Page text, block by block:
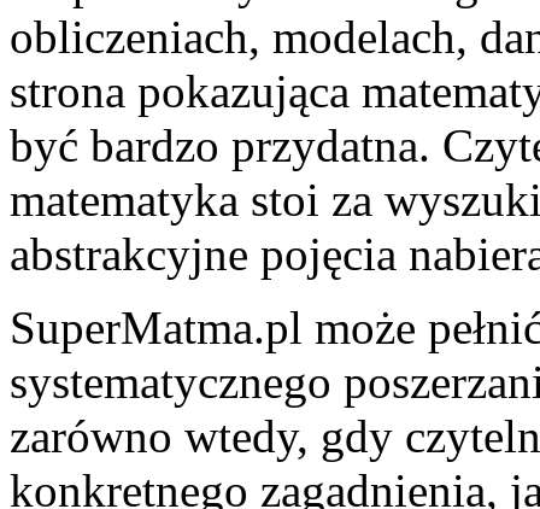
obliczeniach, modelach,
strona pokazująca
być bardzo przydatna.
matematyka stoi za
abstrakcyjne pojęcia
SuperMatma.pl może
systematycznego
zarówno wtedy, gdy
konkretnego zagadnienia,